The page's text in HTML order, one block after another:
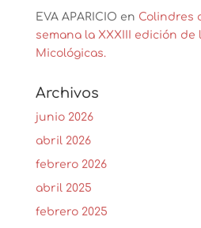
EVA APARICIO en Colindres
semana la XXXIII edición
Micológicas.
Archivos
junio 2026
abril 2026
febrero 2026
abril 2025
febrero 2025